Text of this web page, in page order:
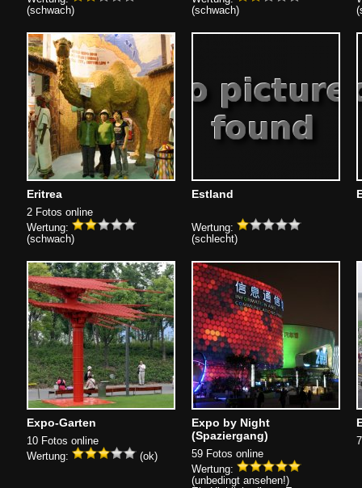
(schwach)
(schwach)
Eritrea
2 Fotos online
Wertung:
(schwach)
Estland
Wertung:
(schlecht)
Expo-Garten
10 Fotos online
Wertung:
(ok)
Expo by Night
(Spaziergang)
59 Fotos online
Wertung:
(unbedingt ansehen!)